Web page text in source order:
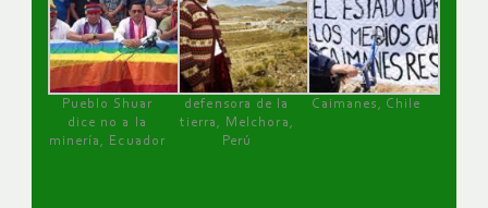
Pueblo Shuar
dice no a la
minería, Ecuador
defensora de la
tierra, Melchora,
Perú
Caimanes, Chile